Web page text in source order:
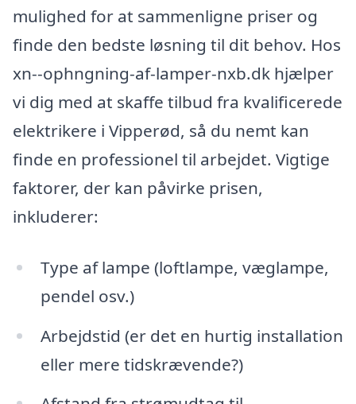
mulighed for at sammenligne priser og
finde den bedste løsning til dit behov. Hos
xn--ophngning-af-lamper-nxb.dk hjælper
vi dig med at skaffe tilbud fra kvalificerede
elektrikere i Vipperød, så du nemt kan
finde en professionel til arbejdet. Vigtige
faktorer, der kan påvirke prisen,
inkluderer:
Type af lampe (loftlampe, væglampe,
pendel osv.)
Arbejdstid (er det en hurtig installation
eller mere tidskrævende?)